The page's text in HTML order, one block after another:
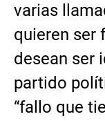
varias
quieren ser
desean ser
partido
“fallo que